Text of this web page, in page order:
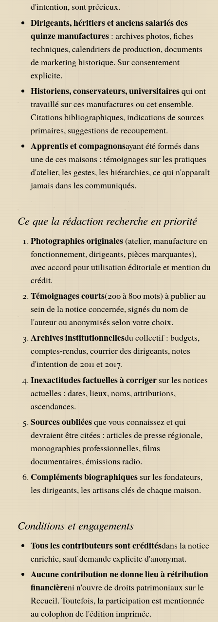
d'intention, sont précieux.
Dirigeants, héritiers et anciens salariés des
quinze manufactures: archives photos, fiches
techniques, calendriers de production, documents
de marketing historique. Sur consentement
explicite.
Historiens, conservateurs, universitairesqui ont
travaillé sur ces manufactures ou cet ensemble.
Citations bibliographiques, indications de sources
primaires, suggestions de recoupement.
Apprentis et compagnonsayant été formés dans
une de ces maisons : témoignages sur les pratiques
d'atelier, les gestes, les hiérarchies, ce qui n'apparaît
jamais dans les communiqués.
Ce que la rédaction recherche en priorité
Photographies originales(atelier, manufacture en
fonctionnement, dirigeants, pièces marquantes),
avec accord pour utilisation éditoriale et mention du
crédit.
Témoignages courts(200 à 800 mots) à publier au
sein de la notice concernée, signés du nom de
l'auteur ou anonymisés selon votre choix.
Archives institutionnellesdu collectif : budgets,
comptes-rendus, courrier des dirigeants, notes
d'intention de 2011 et 2017.
Inexactitudes factuelles à corrigersur les notices
actuelles : dates, lieux, noms, attributions,
ascendances.
Sources oubliéesque vous connaissez et qui
devraient être citées : articles de presse régionale,
monographies professionnelles, films
documentaires, émissions radio.
Compléments biographiquessur les fondateurs,
les dirigeants, les artisans clés de chaque maison.
Conditions et engagements
Tous les contributeurs sont créditésdans la notice
enrichie, sauf demande explicite d'anonymat.
Aucune contribution ne donne lieu à rétribution
financièreni n'ouvre de droits patrimoniaux sur le
Recueil. Toutefois, la participation est mentionnée
au colophon de l'édition imprimée.